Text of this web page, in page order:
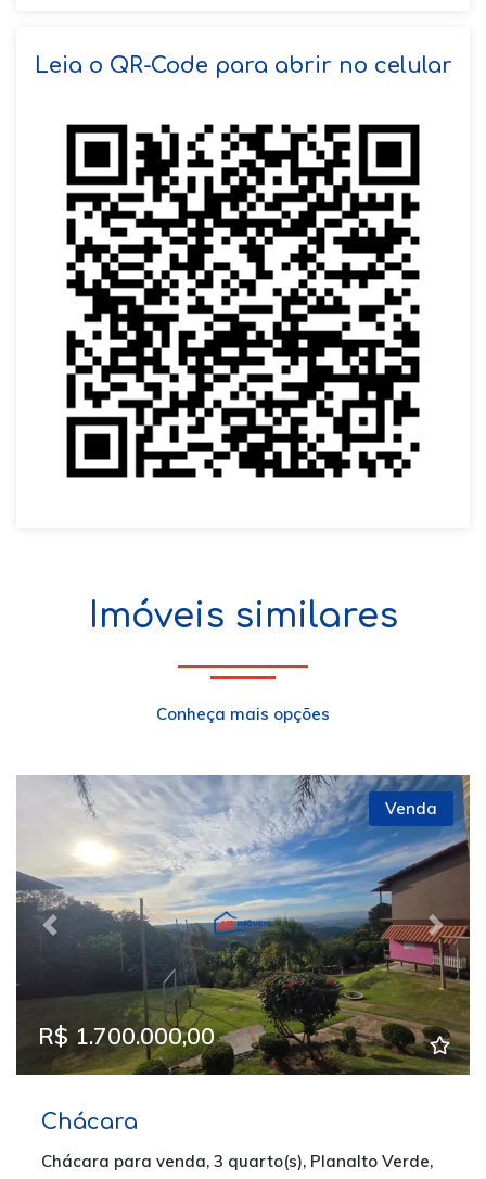
Leia o QR-Code para abrir no celular
Imóveis similares
Conheça mais opções
Previous Next
Venda
R$ 1.700.000,00
Chácara
Chácara para venda, 3 quarto(s), Planalto Verde,